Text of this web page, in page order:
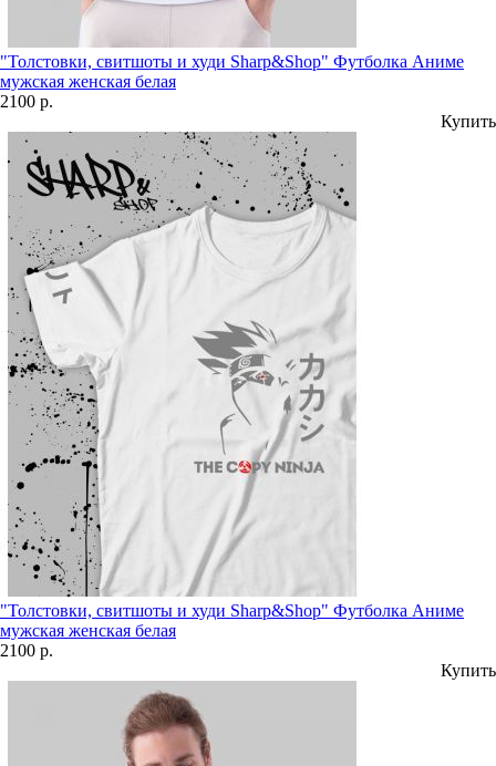
"Толстовки, свитшоты и худи Sharp&Shop" Футболка Аниме
мужская женская белая
2100 р.
Купить
"Толстовки, свитшоты и худи Sharp&Shop" Футболка Аниме
мужская женская белая
2100 р.
Купить